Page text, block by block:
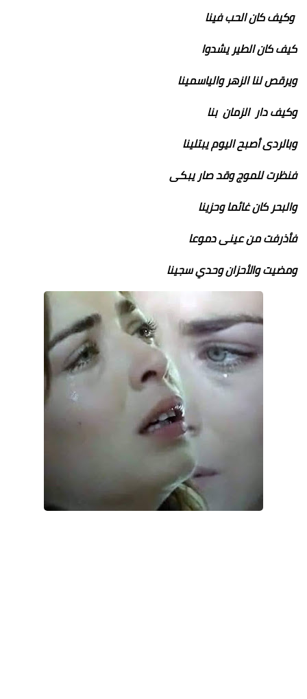
وكيف كان الحب فينا
كيف كان الطير يشدوا
ويرقص لنا الزهر والياسمينا
وكيف دار الزمان بنا
وبالردى أصبح اليوم يبتلينا
فنظرت للموج وقد صار يبكى
والبحر كان غائما وحزينا
فأذرفت من عينى دموعا
ومضيت والأحزان وحدي سجينا